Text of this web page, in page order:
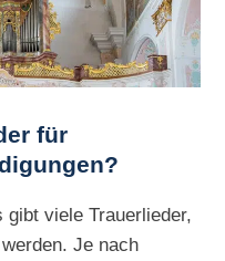
für
viele Trauerlieder,
Je nach